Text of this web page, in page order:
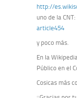
http://
uno de la CNT:
article454
y poco más.
En la
Público en el
Cosicas más